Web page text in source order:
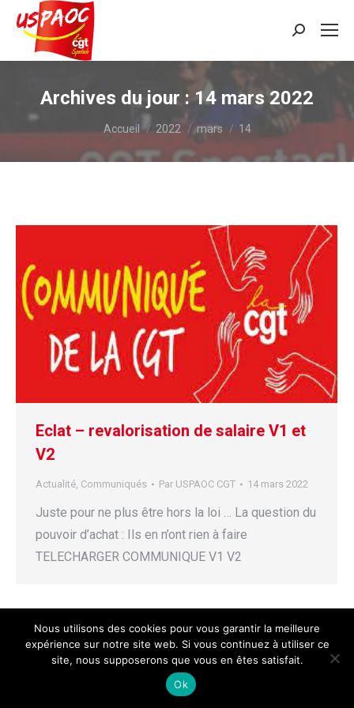
Recherche
Archives du jour :14 mars 2022
Vous êtes ici :
Accueil 2022 mars 14
Eclat – revalorisation de salaire V1 et
V2
Actualité, Communiqués Par USPAOC CGT 14 mars 2022
Juste pour ne plus être hors la loi … La question du
pouvoir d’achat : Ils en n’ont rien à faire
TELECHARGER COMMUNIQUE V1 V2
Nous utilisons des cookies pour vous garantir la meilleure
expérience sur notre site web. Si vous continuez à utiliser ce
site, nous supposerons que vous en êtes satisfait.
Ok